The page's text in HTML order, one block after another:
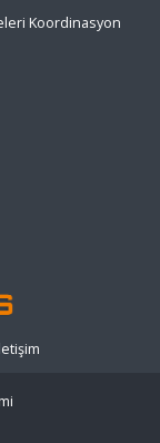
Koordinasyon